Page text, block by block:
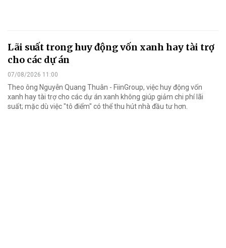
Lãi suất trong huy động vốn xanh hay tài trợ
cho các dự án
07/08/2026 11:00
Theo ông Nguyễn Quang Thuân - FiinGroup, việc huy động vốn
xanh hay tài trợ cho các dự án xanh không giúp giảm chi phí lãi
suất; mặc dù việc "tô điểm" có thể thu hút nhà đầu tư hơn.